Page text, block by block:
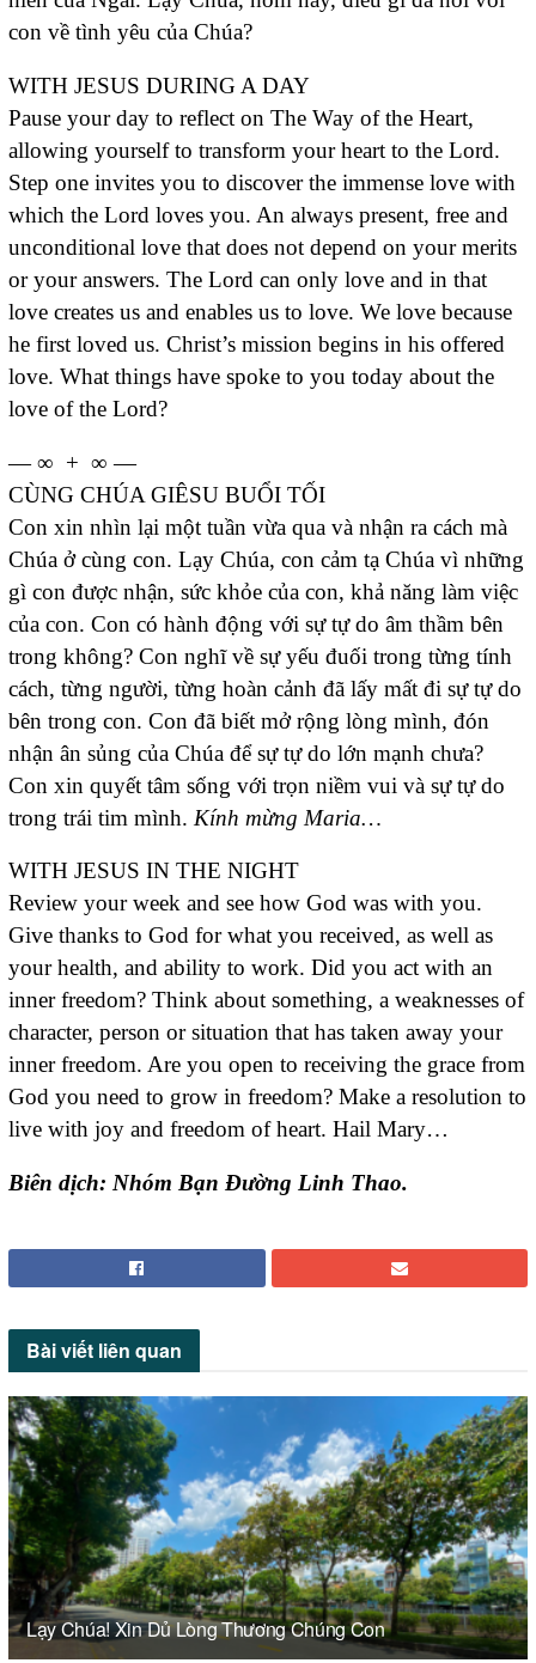
con về tình yêu của Chúa?
WITH JESUS DURING A DAY
Pause your day to reflect on The Way of the Heart,
allowing yourself to transform your heart to the Lord.
Step one invites you to discover the immense love with
which the Lord loves you. An always present, free and
unconditional love that does not depend on your merits
or your answers. The Lord can only love and in that
love creates us and enables us to love. We love because
he first loved us. Christ’s mission begins in his offered
love. What things have spoke to you today about the
love of the Lord?
— ∞ + ∞ —
CÙNG CHÚA GIÊSU BUỔI TỐI
Con xin nhìn lại một tuần vừa qua và nhận ra cách mà
Chúa ở cùng con. Lạy Chúa, con cảm tạ Chúa vì những
gì con được nhận, sức khỏe của con, khả năng làm việc
của con. Con có hành động với sự tự do âm thầm bên
trong không? Con nghĩ về sự yếu đuối trong từng tính
cách, từng người, từng hoàn cảnh đã lấy mất đi sự tự do
bên trong con. Con đã biết mở rộng lòng mình, đón
nhận ân sủng của Chúa để sự tự do lớn mạnh chưa?
Con xin quyết tâm sống với trọn niềm vui và sự tự do
trong trái tim mình. Kính mừng Maria…
WITH JESUS IN THE NIGHT
Review your week and see how God was with you.
Give thanks to God for what you received, as well as
your health, and ability to work. Did you act with an
inner freedom? Think about something, a weaknesses of
character, person or situation that has taken away your
inner freedom. Are you open to receiving the grace from
God you need to grow in freedom? Make a resolution to
live with joy and freedom of heart. Hail Mary…
Biên dịch: Nhóm Bạn Đường Linh Thao.
Bài viết liên quan
Lạy Chúa! Xin Dủ Lòng Thương Chúng Con